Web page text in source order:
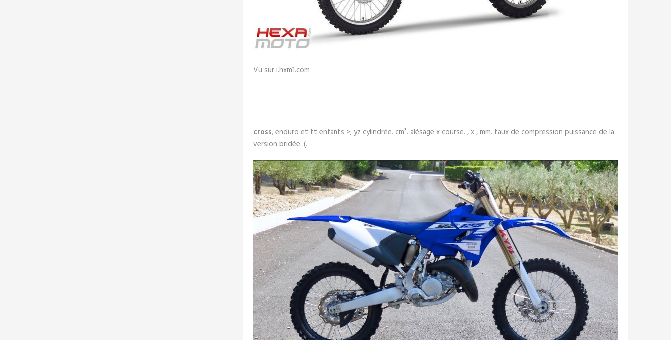
Vu sur i.hxm1.com
cross, enduro et tt enfants >; yz cylindrée. cm³. alésage x course. , x , mm. taux de compression puissance de la
version bridée. (.